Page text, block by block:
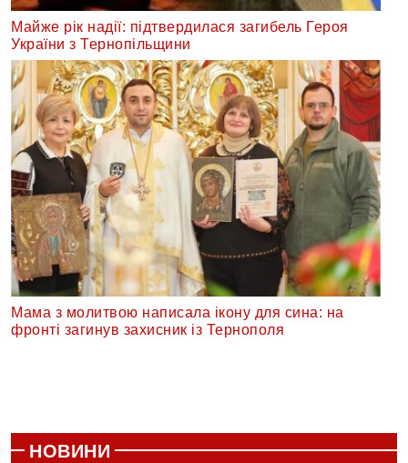
Майже рік надії: підтвердилася загибель Героя
України з Тернопільщини
Мама з молитвою написала ікону для сина: на
фронті загинув захисник із Тернополя
НОВИНИ